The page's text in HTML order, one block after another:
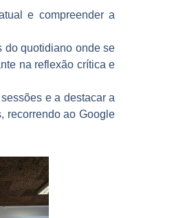
e compreender a
do quotidiano onde se
na reflexão crítica e
e a destacar a
recorrendo ao Google